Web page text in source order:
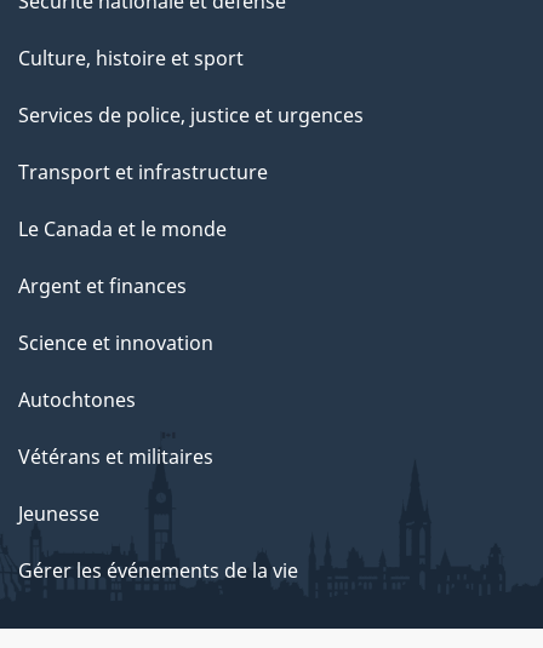
t
e
a
g
Culture, histoire et sport
Services de police, justice et urgences
Transport et infrastructure
Le Canada et le monde
Argent et finances
Science et innovation
Autochtones
Vétérans et militaires
Jeunesse
Gérer les événements de la vie